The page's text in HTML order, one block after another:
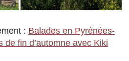
: Balades en Pyrénées-
de fin d’automne avec Kiki